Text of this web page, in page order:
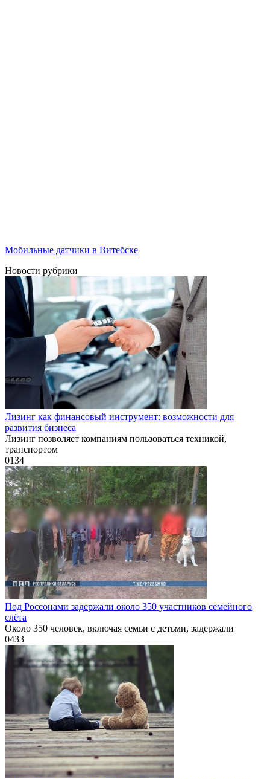
Мобильные датчики в Витебске
Новости рубрики
Лизинг как финансовый инструмент: возможности для
развития бизнеса
Лизинг позволяет компаниям пользоваться техникой,
транспортом
0134
Под Россонами задержали около 350 участников семейного
слёта
Около 350 человек, включая семьи с детьми, задержали
0433